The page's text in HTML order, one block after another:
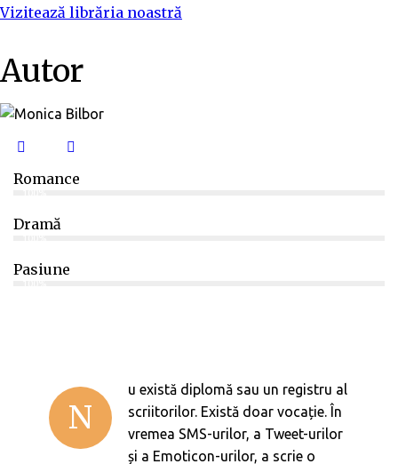
Vizitează librăria noastră
Autor
Romance
Dramă
Pasiune
N
u există diplomă sau un registru al
scriitorilor. Există doar vocație. În
vremea SMS-urilor, a Tweet-urilor
și a Emoticon-urilor, a scrie o